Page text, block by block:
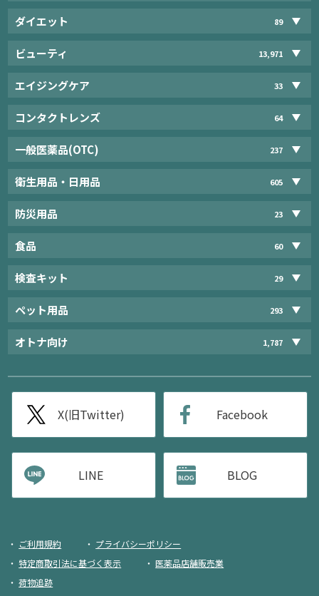
ダイエット 89
ビューティ 13,971
エイジングケア 33
コンタクトレンズ 64
一般医薬品(OTC) 237
衛生用品・日用品 605
防災用品 23
食品 60
検査キット 29
ペット用品 293
オトナ向け 1,787
X(旧Twitter) Facebook
LINE BLOG
ご利用規約
プライバシーポリシー
特定商取引法に基づく表示
医薬品店舗販売業
荷物追跡